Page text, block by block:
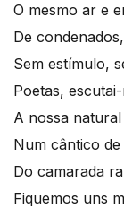
O mesmo ar e
De
Sem estímulo,
Poetas,
A nossa
Num cântico
Do camarada
Fiquemos uns